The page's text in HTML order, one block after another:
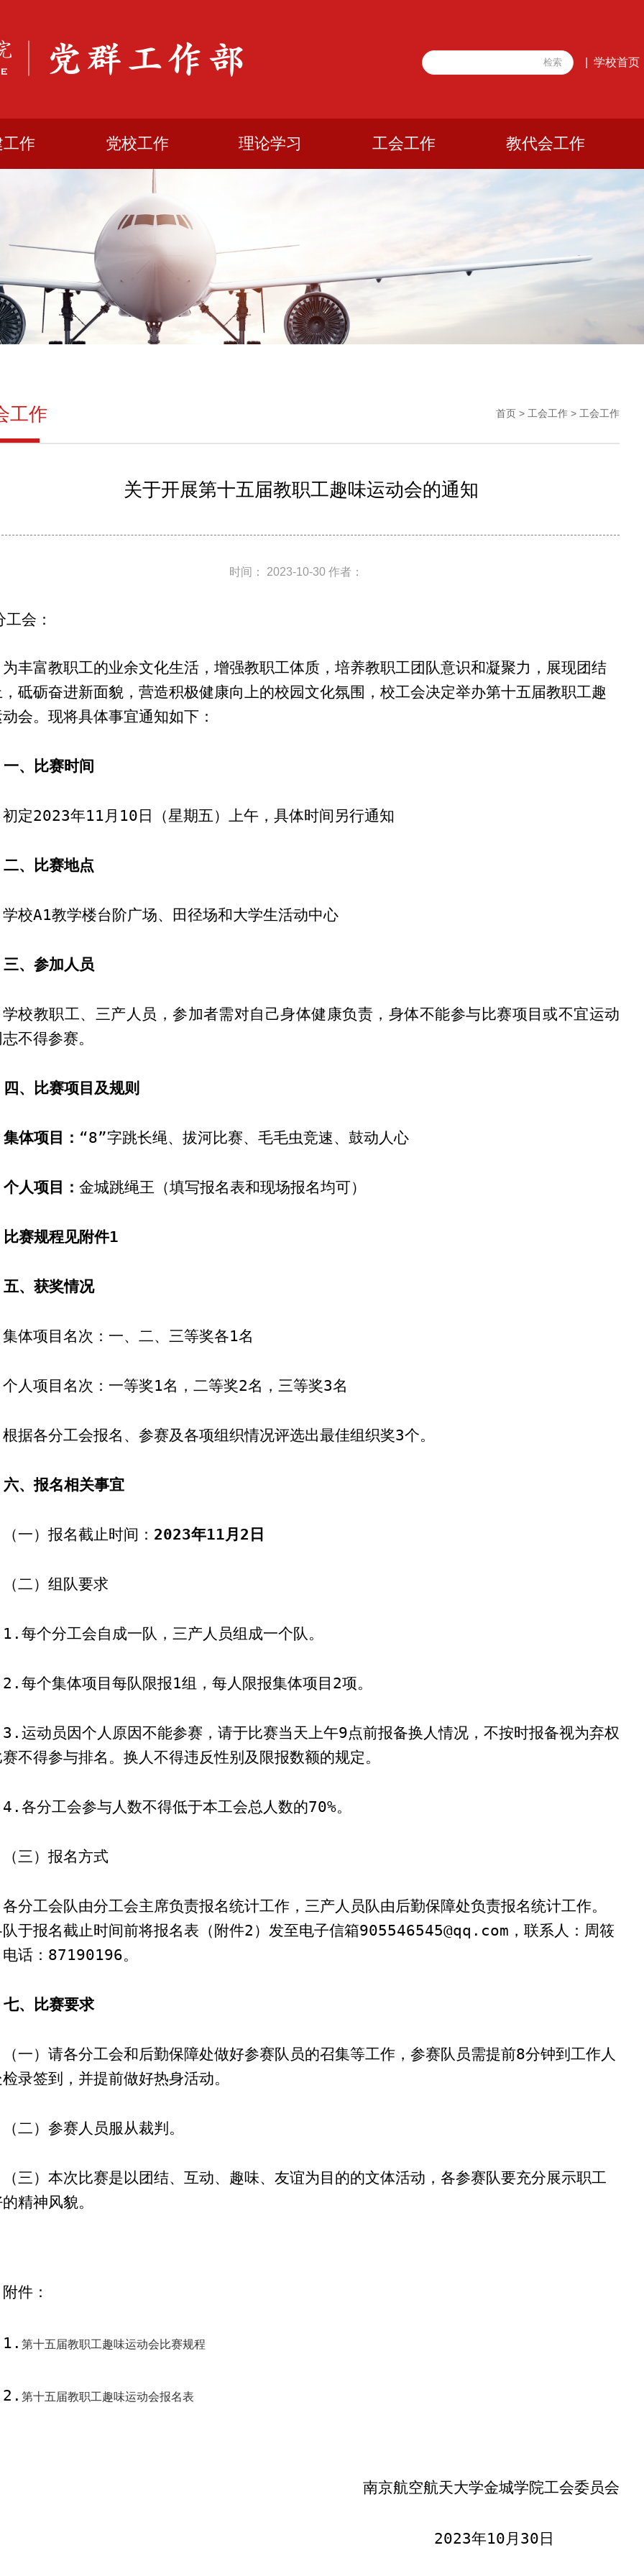
|学校首页
工作 党校工作 理论学习 工会工作 教代会工作
工作 首页 > 工会工作 > 工会工作
关于开展第十五届教职工趣味运动会的通知
时间： 2023-10-30 作者：
工会：
为丰富教职工的业余文化生活，增强教职工体质，培养教职工团队意识和凝聚力， 展现团结
砥砺奋进新面貌， 营造积极健康向上的校园文化氛围， 校工会决定举办第十五届教职工趣
会。 现将具体事宜通知如下：
一、比赛时间
初定2023年11 月 10日（星期五）上午，具体时间另行通知
二、比赛地点
学校A1教学楼台阶广场、田径场和大学生活动中心
三、参加人员
学校教职工、三产人员，参加者需对自己身体健康负责，身体不能参与比赛项目或不宜运动
不得参赛。
四、比赛项目及规则
集体项目： “8”字跳长绳、 拔河比赛、 毛毛虫竞速、 鼓动人心
个人项目： 金城跳绳王（填写报名表和现场报名均可）
比赛规程见附件1
五、获奖情况
集体项目名次：一、二、三等奖各1名
个人项目名次：一等奖1名，二等奖2名，三等奖3名
根据各分工会报名、参赛及各项组织情况评选出最佳组织奖3个。
六、报名相关事宜
（一） 报名截止时间 ： 2023年11 月 2 日
（二）组队要求
1. 每个分工会自成一队，三产人员组成一个队。
2. 每个集体项目每队限报1组，每人限报集体项目 2项。
3. 运动员因个人原因不能参赛，请于比赛当天上午9点前报备换人情况，不按时报备视为弃权
不得参与排名。换人不得违反性别及限报数额的规定。
4. 各分工会参与人数不得低于本工会总人数的70%。
（三）报名方式
各分工会队由分工会主席负责报名统计工作， 三产人员队由后勤保障处负责报名统计工作。
于报名截止时间前将报名表（附件2 ）发至电子信箱905546545@qq.com ，联系人：周筱
话： 87190196。
七、比赛要求
（一）请各分工会和后勤保障处做好参赛队员的召集等工作，参赛队员需提前8分钟到工作人
录签到，并提前做好热身活动。
（二） 参赛人员服从裁判。
（三）本次比赛是以团结、互动、趣味、友谊为目的的文体活动，各参赛队要充分展示职工
精神风貌。
附件：
1. 第十五届教职工趣味运动会比赛规程
2. 第十五届教职工趣味运动会报名表
南京航空航天大学金城学院工会委员会
2023年10 月 30日